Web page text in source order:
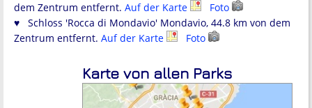
dem Zentrum entfernt. Auf der Karte
Foto
♥ Schloss 'Rocca di Mondavio' Mondavio, 44.8 km von dem
Zentrum entfernt. Auf der Karte Foto
Karte von allen Parks